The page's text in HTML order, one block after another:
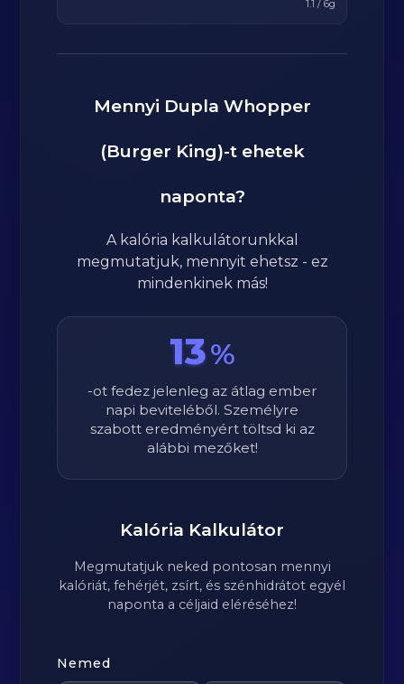
1.1 / 6g
Mennyi Dupla Whopper
(Burger King)-t ehetek
naponta?
A kalória kalkulátorunkkal
megmutatjuk, mennyit ehetsz - ez
mindenkinek más!
13%
-ot fedez jelenleg az átlag ember
napi beviteléből. Személyre
szabott eredményért töltsd ki az
alábbi mezőket!
Kalória Kalkulátor
Megmutatjuk neked pontosan mennyi
kalóriát, fehérjét, zsírt, és szénhidrátot egyél
naponta a céljaid eléréséhez!
Nemed